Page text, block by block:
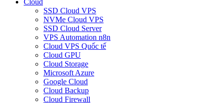
Cloud
SSD Cloud VPS
NVMe Cloud VPS
SSD Cloud Server
VPS Automation n8n
Cloud VPS Quốc tế
Cloud GPU
Cloud Storage
Microsoft Azure
Google Cloud
Cloud Backup
Cloud Firewall